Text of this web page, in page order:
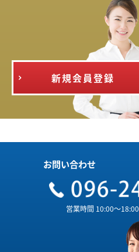
新規会員登録
お問い合わせ
営業時間 10:00～18:00